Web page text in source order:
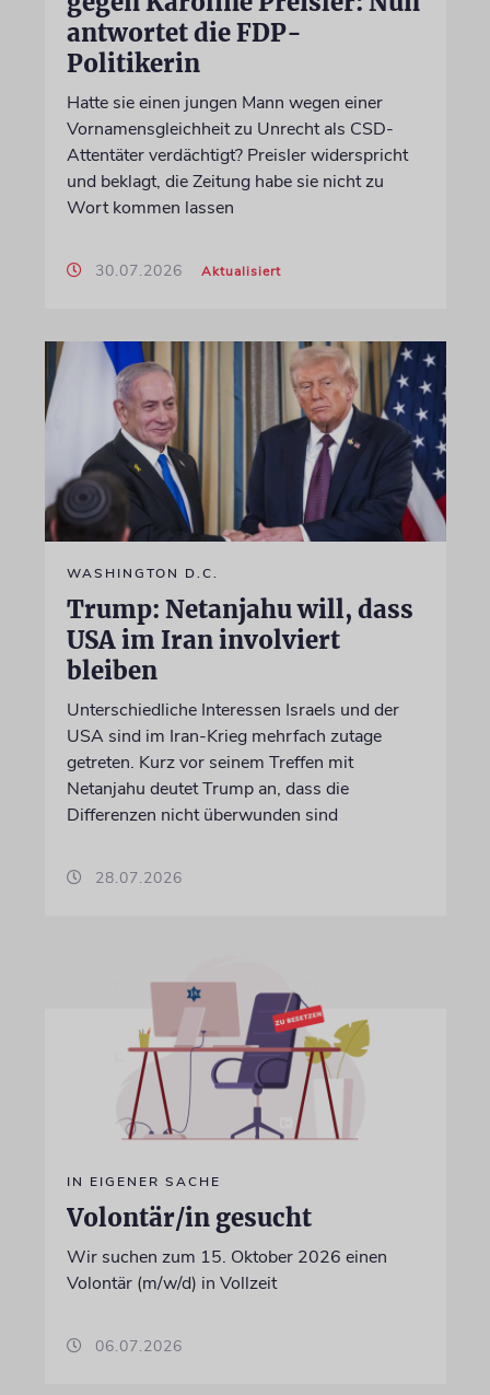
antwortet die FDP-
Politikerin
Hatte sie einen jungen Mann wegen einer
Vornamensgleichheit zu Unrecht als CSD-
Attentäter verdächtigt? Preisler widerspricht
und beklagt, die Zeitung habe sie nicht zu
Wort kommen lassen
30.07.2026 Aktualisiert
WASHINGTON D.C.
Trump: Netanjahu will, dass
USA im Iran involviert
bleiben
Unterschiedliche Interessen Israels und der
USA sind im Iran-Krieg mehrfach zutage
getreten. Kurz vor seinem Treffen mit
Netanjahu deutet Trump an, dass die
Differenzen nicht überwunden sind
28.07.2026
IN EIGENER SACHE
Volontär/in gesucht
Wir suchen zum 15. Oktober 2026 einen
Volontär (m/w/d) in Vollzeit
06.07.2026